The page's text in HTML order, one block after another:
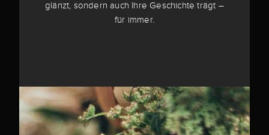
glänzt, sondern auch Ihre Geschichte trägt –
für immer.